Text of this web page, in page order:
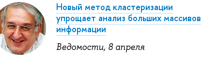
Новый метод кластеризации
упрощает анализ больших массивов
информации
Ведомости, 8 апреля